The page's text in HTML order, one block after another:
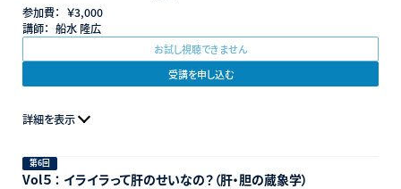
参加費： ￥3,000
講師： 船水 隆広
お試し視聴できません
受講を申し込む
詳細を表示
第6回
Vol５ ： イライラって肝のせいなの？（肝・胆の蔵象学）